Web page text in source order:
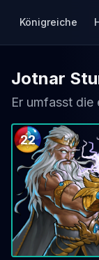
Königreiche
Jotnar
Er umfasst die
22